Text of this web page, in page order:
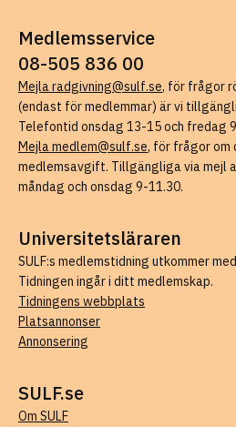
Medlemsservice
08-505 836 00
Mejla radgivning@sulf.se, för frågor
(endast för medlemmar) är vi
Telefontid onsdag 13-15 och fredag
Mejla medlem@sulf.se, för frågor om
medlemsavgift. Tillgängliga via mejl
måndag och onsdag 9-11.30.
Universitetsläraren
SULF:s medlemstidning utkommer
Tidningen ingår i ditt medlemskap.
Tidningens webbplats
Platsannonser
Annonsering
SULF.se
Om SULF